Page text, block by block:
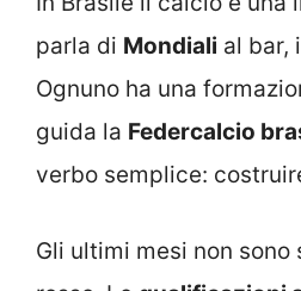
parla di Mondiali al bar,
Ognuno ha una
guida la Federcalcio
verbo semplice:
Gli ultimi mesi non